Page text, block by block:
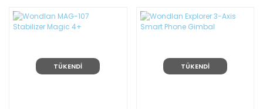
TÜKENDİ TÜKENDİ